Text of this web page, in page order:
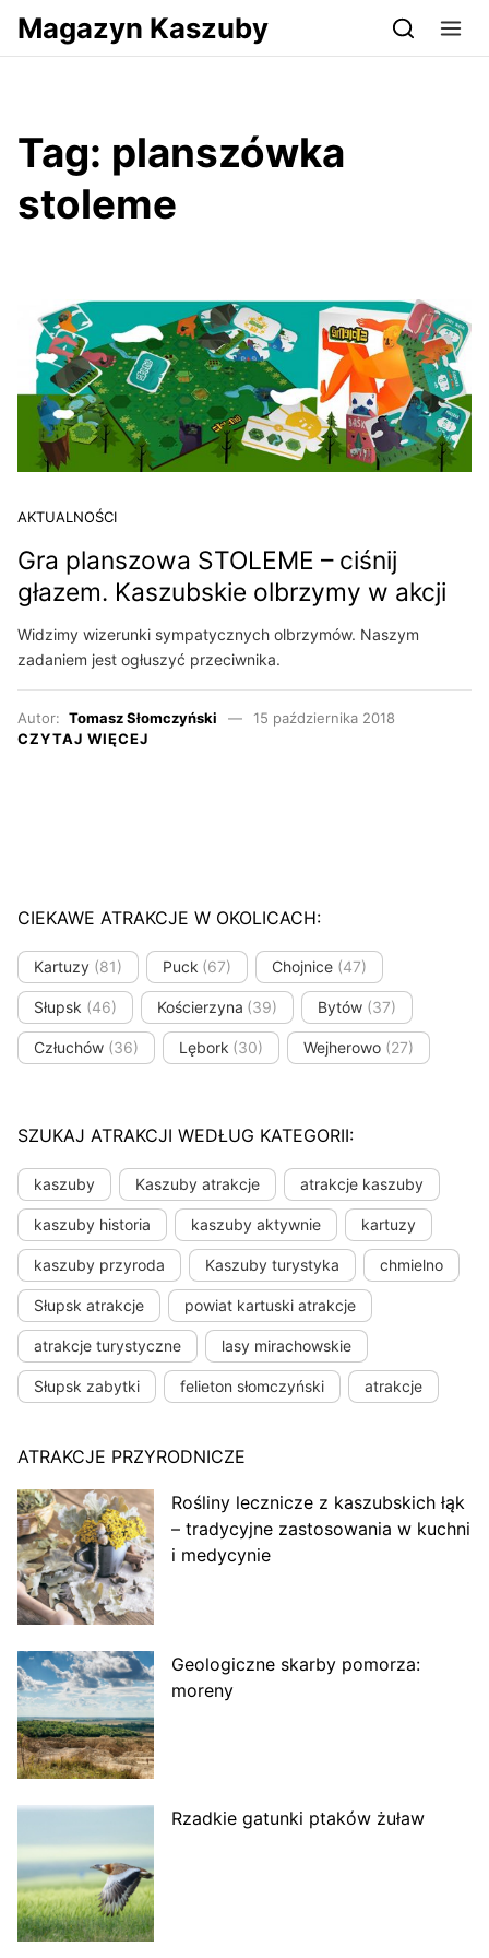
Przejdź do serwisu magazynkaszuby.pl
Magazyn Kaszuby
Tag: planszówka
stoleme
AKTUALNOŚCI
Gra planszowa STOLEME – ciśnij
głazem. Kaszubskie olbrzymy w akcji
Widzimy wizerunki sympatycznych olbrzymów. Naszym
zadaniem jest ogłuszyć przeciwnika.
Autor: Tomasz Słomczyński
15 października 2018
CZYTAJ WIĘCEJ
CIEKAWE ATRAKCJE W OKOLICACH:
Kartuzy (81) Puck (67) Chojnice (47)
Słupsk (46) Kościerzyna (39) Bytów (37)
Człuchów (36) Lębork (30) Wejherowo (27)
SZUKAJ ATRAKCJI WEDŁUG KATEGORII:
kaszuby Kaszuby atrakcje atrakcje kaszuby
kaszuby historia kaszuby aktywnie kartuzy
kaszuby przyroda Kaszuby turystyka chmielno
Słupsk atrakcje powiat kartuski atrakcje
atrakcje turystyczne lasy mirachowskie
Słupsk zabytki felieton słomczyński atrakcje
ATRAKCJE PRZYRODNICZE
Rośliny lecznicze z kaszubskich łąk
– tradycyjne zastosowania w kuchni
i medycynie
Geologiczne skarby pomorza:
moreny
Rzadkie gatunki ptaków żuław